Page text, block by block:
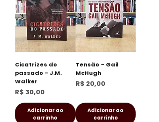
Cicatrizes do
passado - J.M.
Walker
Preço
R$ 30,00
Adicionar ao
carrinho
Tensão - Gail
McHugh
Preço
R$ 20,00
Adicionar ao
carrinho